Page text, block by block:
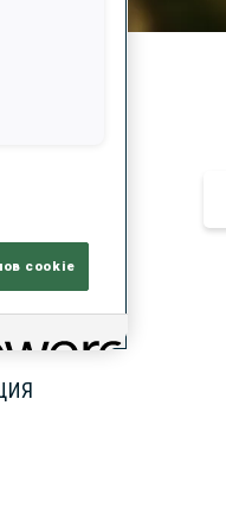
cookie